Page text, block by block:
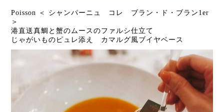
Poisson ＜ シャンパーニュ コレ ブラン・ド・ブラン1er
＞
港直送真鯛と蟹のムースのファルシ仕立て
じゃがいものピュレ添え カマルグ風ブイヤベース